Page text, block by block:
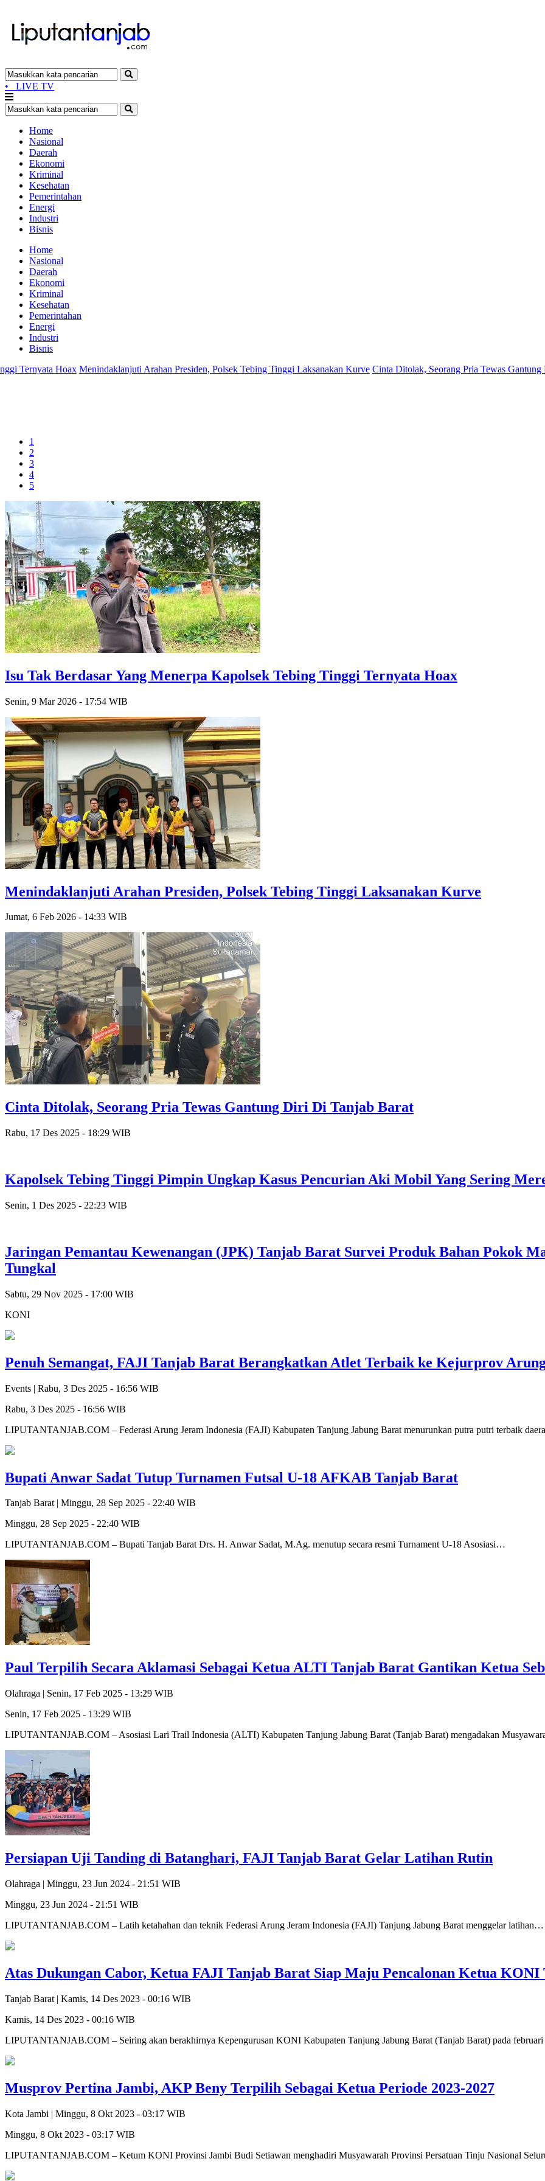
• LIVE TV
Home
Nasional
Daerah
Ekonomi
Kriminal
Kesehatan
Pemerintahan
Energi
Industri
Bisnis
Home
Nasional
Daerah
Ekonomi
Kriminal
Kesehatan
Pemerintahan
Energi
Industri
Bisnis
Hoax Menindaklanjuti Arahan Presiden, Polsek Tebing Tinggi Laksanakan Kurve Cinta Ditolak, Seorang Pria Tewas Gantung Diri Di
1
2
3
4
5
Isu Tak Berdasar Yang Menerpa Kapolsek Tebing Tinggi Ternyata Hoax
Senin, 9 Mar 2026 - 17:54 WIB
Menindaklanjuti Arahan Presiden, Polsek Tebing Tinggi Laksanakan Kurve
Jumat, 6 Feb 2026 - 14:33 WIB
Cinta Ditolak, Seorang Pria Tewas Gantung Diri Di Tanjab Barat
Rabu, 17 Des 2025 - 18:29 WIB
Kapolsek Tebing Tinggi Pimpin Ungkap Kasus Pencurian Aki Mobil Yang Sering
Senin, 1 Des 2025 - 22:23 WIB
Jaringan Pemantau Kewenangan (JPK) Tanjab Barat Survei Produk Bahan Pokok
Tungkal
Sabtu, 29 Nov 2025 - 17:00 WIB
KONI
Penuh Semangat, FAJI Tanjab Barat Berangkatkan Atlet Terbaik ke Kejurprov
Events | Rabu, 3 Des 2025 - 16:56 WIB
Rabu, 3 Des 2025 - 16:56 WIB
LIPUTANTANJAB.COM – Federasi Arung Jeram Indonesia (FAJI) Kabupaten Tanjung Jabung Barat menurunkan putra putri terbaik
Bupati Anwar Sadat Tutup Turnamen Futsal U-18 AFKAB Tanjab Barat
Tanjab Barat | Minggu, 28 Sep 2025 - 22:40 WIB
Minggu, 28 Sep 2025 - 22:40 WIB
LIPUTANTANJAB.COM – Bupati Tanjab Barat Drs. H. Anwar Sadat, M.Ag. menutup secara resmi Turnament U-18 Asosiasi…
Paul Terpilih Secara Aklamasi Sebagai Ketua ALTI Tanjab Barat Gantikan Ketua
Olahraga | Senin, 17 Feb 2025 - 13:29 WIB
Senin, 17 Feb 2025 - 13:29 WIB
LIPUTANTANJAB.COM – Asosiasi Lari Trail Indonesia (ALTI) Kabupaten Tanjung Jabung Barat (Tanjab Barat) mengadakan
Persiapan Uji Tanding di Batanghari, FAJI Tanjab Barat Gelar Latihan Rutin
Olahraga | Minggu, 23 Jun 2024 - 21:51 WIB
Minggu, 23 Jun 2024 - 21:51 WIB
LIPUTANTANJAB.COM – Latih ketahahan dan teknik Federasi Arung Jeram Indonesia (FAJI) Tanjung Jabung Barat menggelar latihan…
Atas Dukungan Cabor, Ketua FAJI Tanjab Barat Siap Maju Pencalonan Ketua KONI
Tanjab Barat | Kamis, 14 Des 2023 - 00:16 WIB
Kamis, 14 Des 2023 - 00:16 WIB
LIPUTANTANJAB.COM – Seiring akan berakhirnya Kepengurusan KONI Kabupaten Tanjung Jabung Barat (Tanjab Barat) pada
Musprov Pertina Jambi, AKP Beny Terpilih Sebagai Ketua Periode 2023-2027
Kota Jambi | Minggu, 8 Okt 2023 - 03:17 WIB
Minggu, 8 Okt 2023 - 03:17 WIB
LIPUTANTANJAB.COM – Ketum KONI Provinsi Jambi Budi Setiawan menghadiri Musyawarah Provinsi Persatuan Tinju Nasional